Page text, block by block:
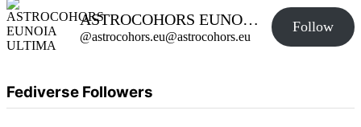
ASTROCOHORS EUNOIA ULTIMA
@astrocohors.eu@astrocohors.eu
Follow
Fediverse Followers